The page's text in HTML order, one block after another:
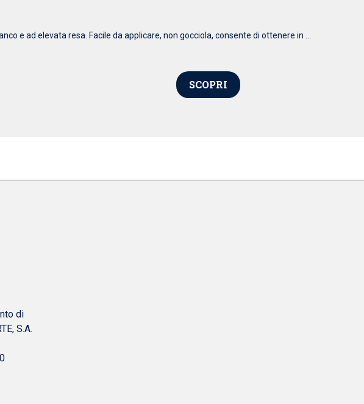
e ad elevata resa. Facile da applicare, non gocciola, consente di ottenere in ...
SCOPRI
di
S.A.